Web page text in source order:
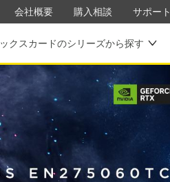
会社概要 購入相談 サポート
クスカードのシリーズから探す